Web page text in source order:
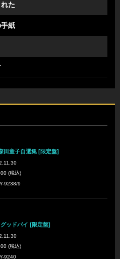
た
紙
田童子自選集 [限定盤]
(税込)
9238/9
ッドバイ [限定盤]
(税込)
9240